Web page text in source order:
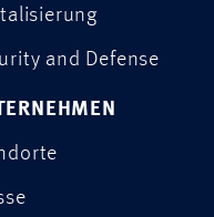
and Defense